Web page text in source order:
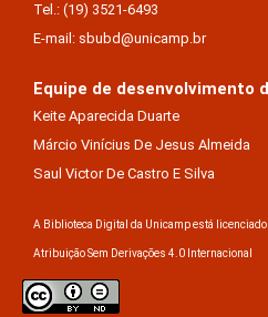
Tel.: (19) 3521-6493
E-mail: sbubd@unicamp.br
Equipe de desenvolvimento
Keite Aparecida Duarte
Márcio Vinícius De Jesus Almeida
Saul Victor De Castro E Silva
A Biblioteca Digital da Unicamp está
Atribuição Sem Derivações 4.0 Internacional